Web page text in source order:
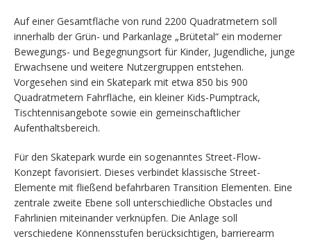
Auf einer Gesamtfläche von rund 2200 Quadratmetern soll
innerhalb der Grün- und Parkanlage „Brütetal“ ein moderner
Bewegungs- und Begegnungsort für Kinder, Jugendliche, junge
Erwachsene und weitere Nutzergruppen entstehen.
Vorgesehen sind ein Skatepark mit etwa 850 bis 900
Quadratmetern Fahrfläche, ein kleiner Kids-Pumptrack,
Tischtennisangebote sowie ein gemeinschaftlicher
Aufenthaltsbereich.
Für den Skatepark wurde ein sogenanntes Street-Flow-
Konzept favorisiert. Dieses verbindet klassische Street-
Elemente mit fließend befahrbaren Transition Elementen. Eine
zentrale zweite Ebene soll unterschiedliche Obstacles und
Fahrlinien miteinander verknüpfen. Die Anlage soll
verschiedene Könnensstufen berücksichtigen, barrierearm